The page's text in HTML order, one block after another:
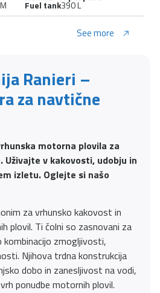
Fuel tank390 L
See more
Ranieri –
za navtične
motorna plovila za
Uživajte v kakovosti, udobju in
izletu. Oglejte si našo
za vrhunsko kakovost in
plovil. Ti čolni so zasnovani za
kombinacijo zmogljivosti,
Njihova trdna konstrukcija
dobo in zanesljivost na vodi,
ponudbe motornih plovil.